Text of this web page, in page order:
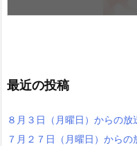
最近の投稿
８月３日（月曜日）からの放
７月２７日（月曜日）からの